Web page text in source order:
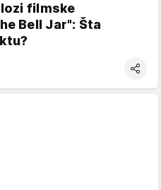
filmske
Bell Jar": Šta